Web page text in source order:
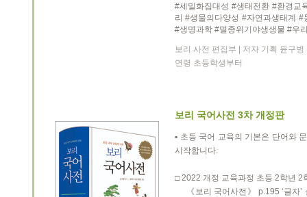
#세밀화집대성 #생태전환 #환경교
리 #생물의다양성 #자연과생태계
#생명과학 #멸종위기야생생물 #우
보리 사전 편집부 | 저자 기획 윤구
연령 초등학생부터
보리 국어사전 3차 개정판
▪ 초등 국어 교육의 기본은 단어와
시작합니다.
□ 2022 개정 교육과정 초등 2학년 2
《보리 국어사전》 p.195 ‘글자’